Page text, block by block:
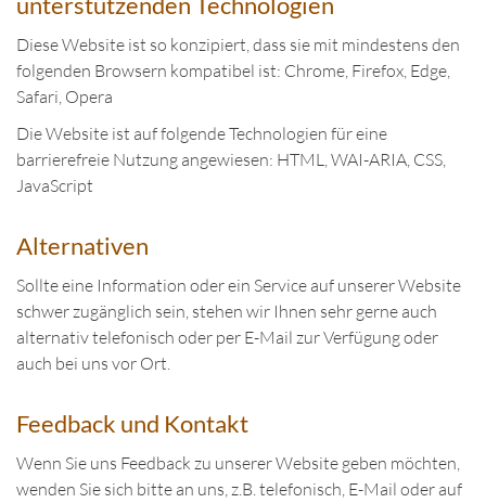
Diese Website ist so konzipiert, dass sie mit mindestens den
folgenden Browsern kompatibel ist: Chrome, Firefox, Edge,
Safari, Opera
Die Website ist auf folgende Technologien für eine
barrierefreie Nutzung angewiesen: HTML, WAI-ARIA, CSS,
JavaScript
Alternativen
Sollte eine Information oder ein Service auf unserer Website
schwer zugänglich sein, stehen wir Ihnen sehr gerne auch
alternativ telefonisch oder per E-Mail zur Verfügung oder
auch bei uns vor Ort.
Feedback und Kontakt
Wenn Sie uns Feedback zu unserer Website geben möchten,
wenden Sie sich bitte an uns, z.B. telefonisch, E-Mail oder auf